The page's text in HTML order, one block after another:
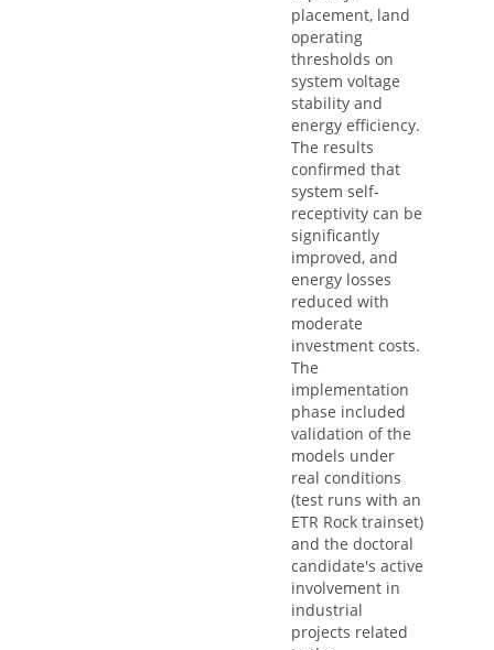
placement, land
operating
thresholds on
system voltage
stability and
energy efficiency.
The results
confirmed that
system self-
receptivity can be
significantly
improved, and
energy losses
reduced with
moderate
investment costs.
The
implementation
phase included
validation of the
models under
real conditions
(test runs with an
ETR Rock trainset)
and the doctoral
candidate's active
involvement in
industrial
projects related